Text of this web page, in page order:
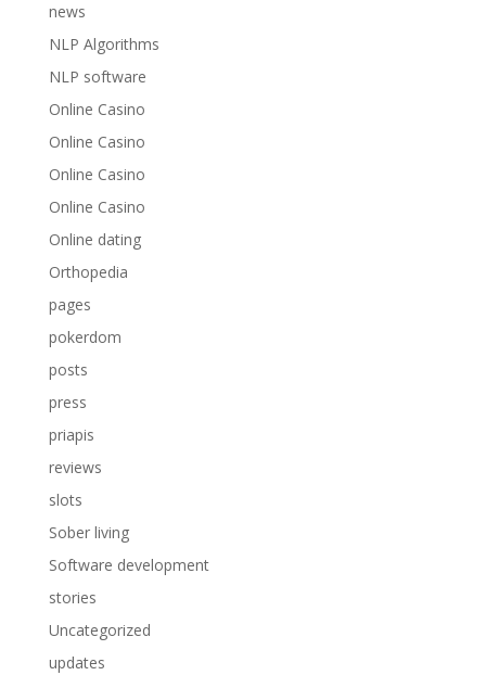
news
NLP Algorithms
NLP software
Online Casino
Online Casino
Online Casino
Online Casino
Online dating
Orthopedia
pages
pokerdom
posts
press
priapis
reviews
slots
Sober living
Software development
stories
Uncategorized
updates